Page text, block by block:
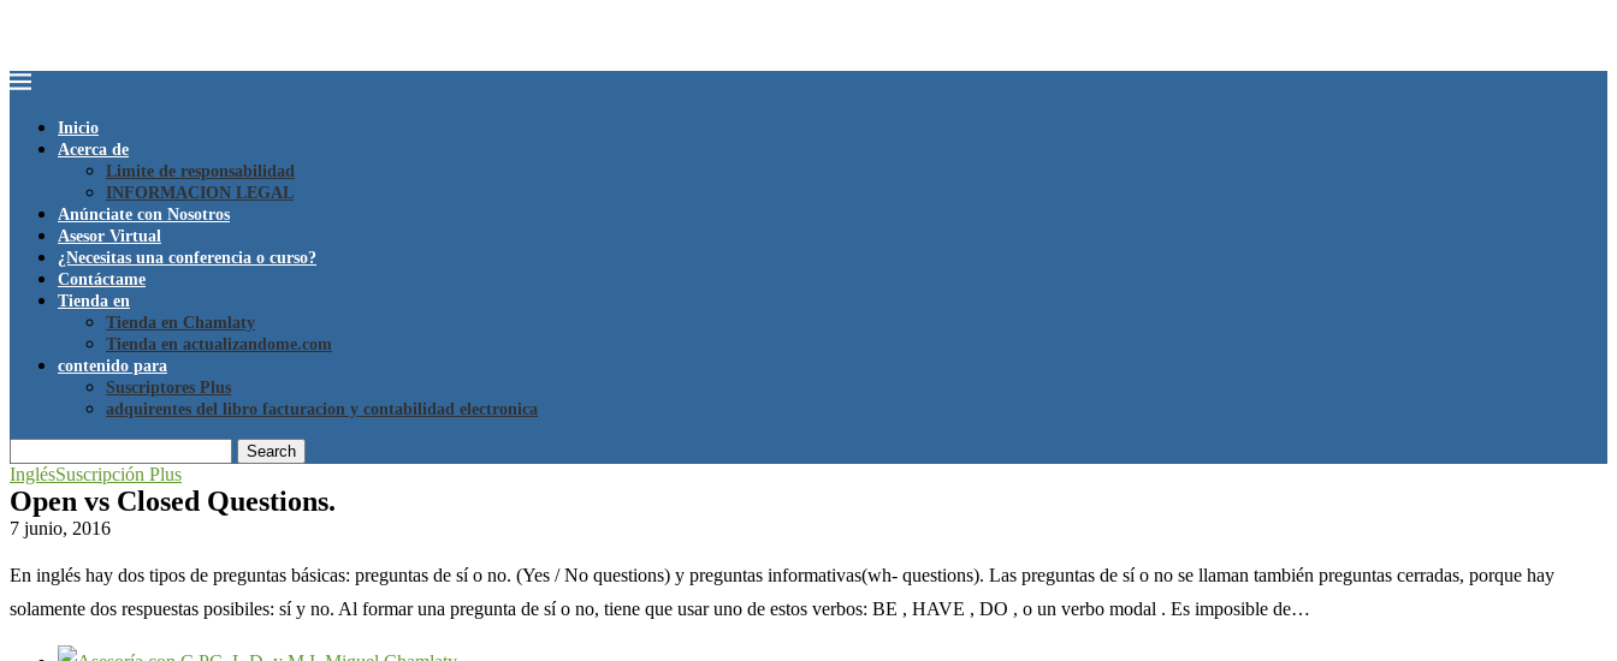
Inicio
Acerca de
Limite de responsabilidad
INFORMACION LEGAL
Anúnciate con Nosotros
Asesor Virtual
¿Necesitas una conferencia o curso?
Contáctame
Tienda en
Tienda en Chamlaty
Tienda en actualizandome.com
contenido para
Suscriptores Plus
adquirentes del libro facturacion y contabilidad electronica
Search
InglésSuscripción Plus
Open vs Closed Questions.
7 junio, 2016
En inglés hay dos tipos de preguntas básicas: preguntas de sí o no. (Yes / No questions) y preguntas informativas(wh- questions). Las preguntas de sí o no se llaman también preguntas cerradas, porque hay
solamente dos respuestas posibiles: sí y no. Al formar una pregunta de sí o no, tiene que usar uno de estos verbos: BE , HAVE , DO , o un verbo modal . Es imposible de…